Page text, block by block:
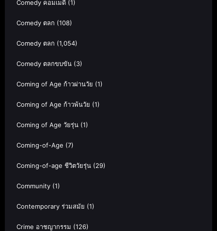
Comedy คอมเมดี้ (1)
Comedy ตลก (108)
Comedy ตลก (1,054)
Comedy ตลกขบขัน (3)
Coming of Age ก้าวผ่านวัย (1)
Coming of Age ก้าวพ้นวัย (1)
Coming of Age วัยรุ่น (1)
Coming-of-Age (7)
Coming-of-age ชีวิตวัยรุ่น (29)
Community (1)
Contemporary ร่วมสมัย (1)
Crime อาชญากรรม (126)